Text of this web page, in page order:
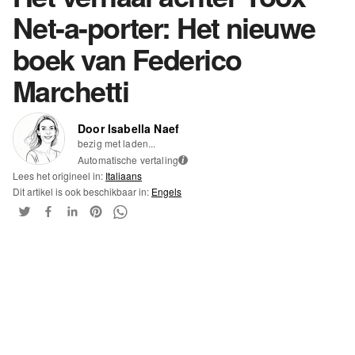
Net-a-porter: Het nieuwe
boek van Federico
Marchetti
Door Isabella Naef
bezig met laden...
Automatische vertaling i
Lees het origineel in: Italiaans
Dit artikel is ook beschikbaar in: Engels